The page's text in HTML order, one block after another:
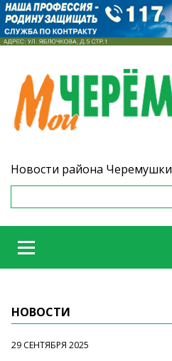
Новости района Черемушки
НОВОСТИ
29 СЕНТЯБРЯ 2025